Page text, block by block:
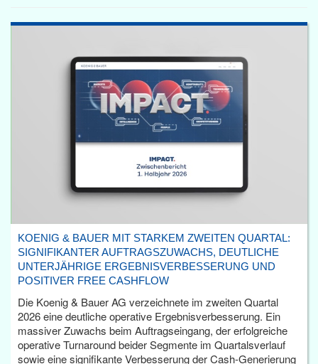
KOENIG & BAUER MIT STARKEM ZWEITEN QUARTAL:
SIGNIFIKANTER AUFTRAGSZUWACHS, DEUTLICHE
UNTERJÄHRIGE ERGEBNISVERBESSERUNG UND
POSITIVER FREE CASHFLOW
Die Koenig & Bauer AG verzeichnete im zweiten Quartal
2026 eine deutliche operative Ergebnisverbesserung. Ein
massiver Zuwachs beim Auftragseingang, der erfolgreiche
operative Turnaround beider Segmente im Quartalsverlauf
sowie eine signifikante Verbesserung der Cash-Generierung